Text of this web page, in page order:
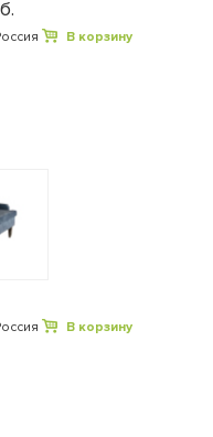
В корзину
В корзину